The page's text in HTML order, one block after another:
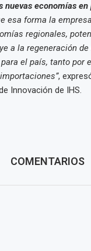
nuevas economías
esa forma la
regionales,
a la regeneración
el país, tanto por
,
Innovación de IHS.
COMENTARIOS